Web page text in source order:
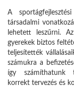
A
társadalmi
lehetett leszűrni.
gyerekek biztos
teljesítették
számukra a
így számíthatunk
korrekt tervezés és